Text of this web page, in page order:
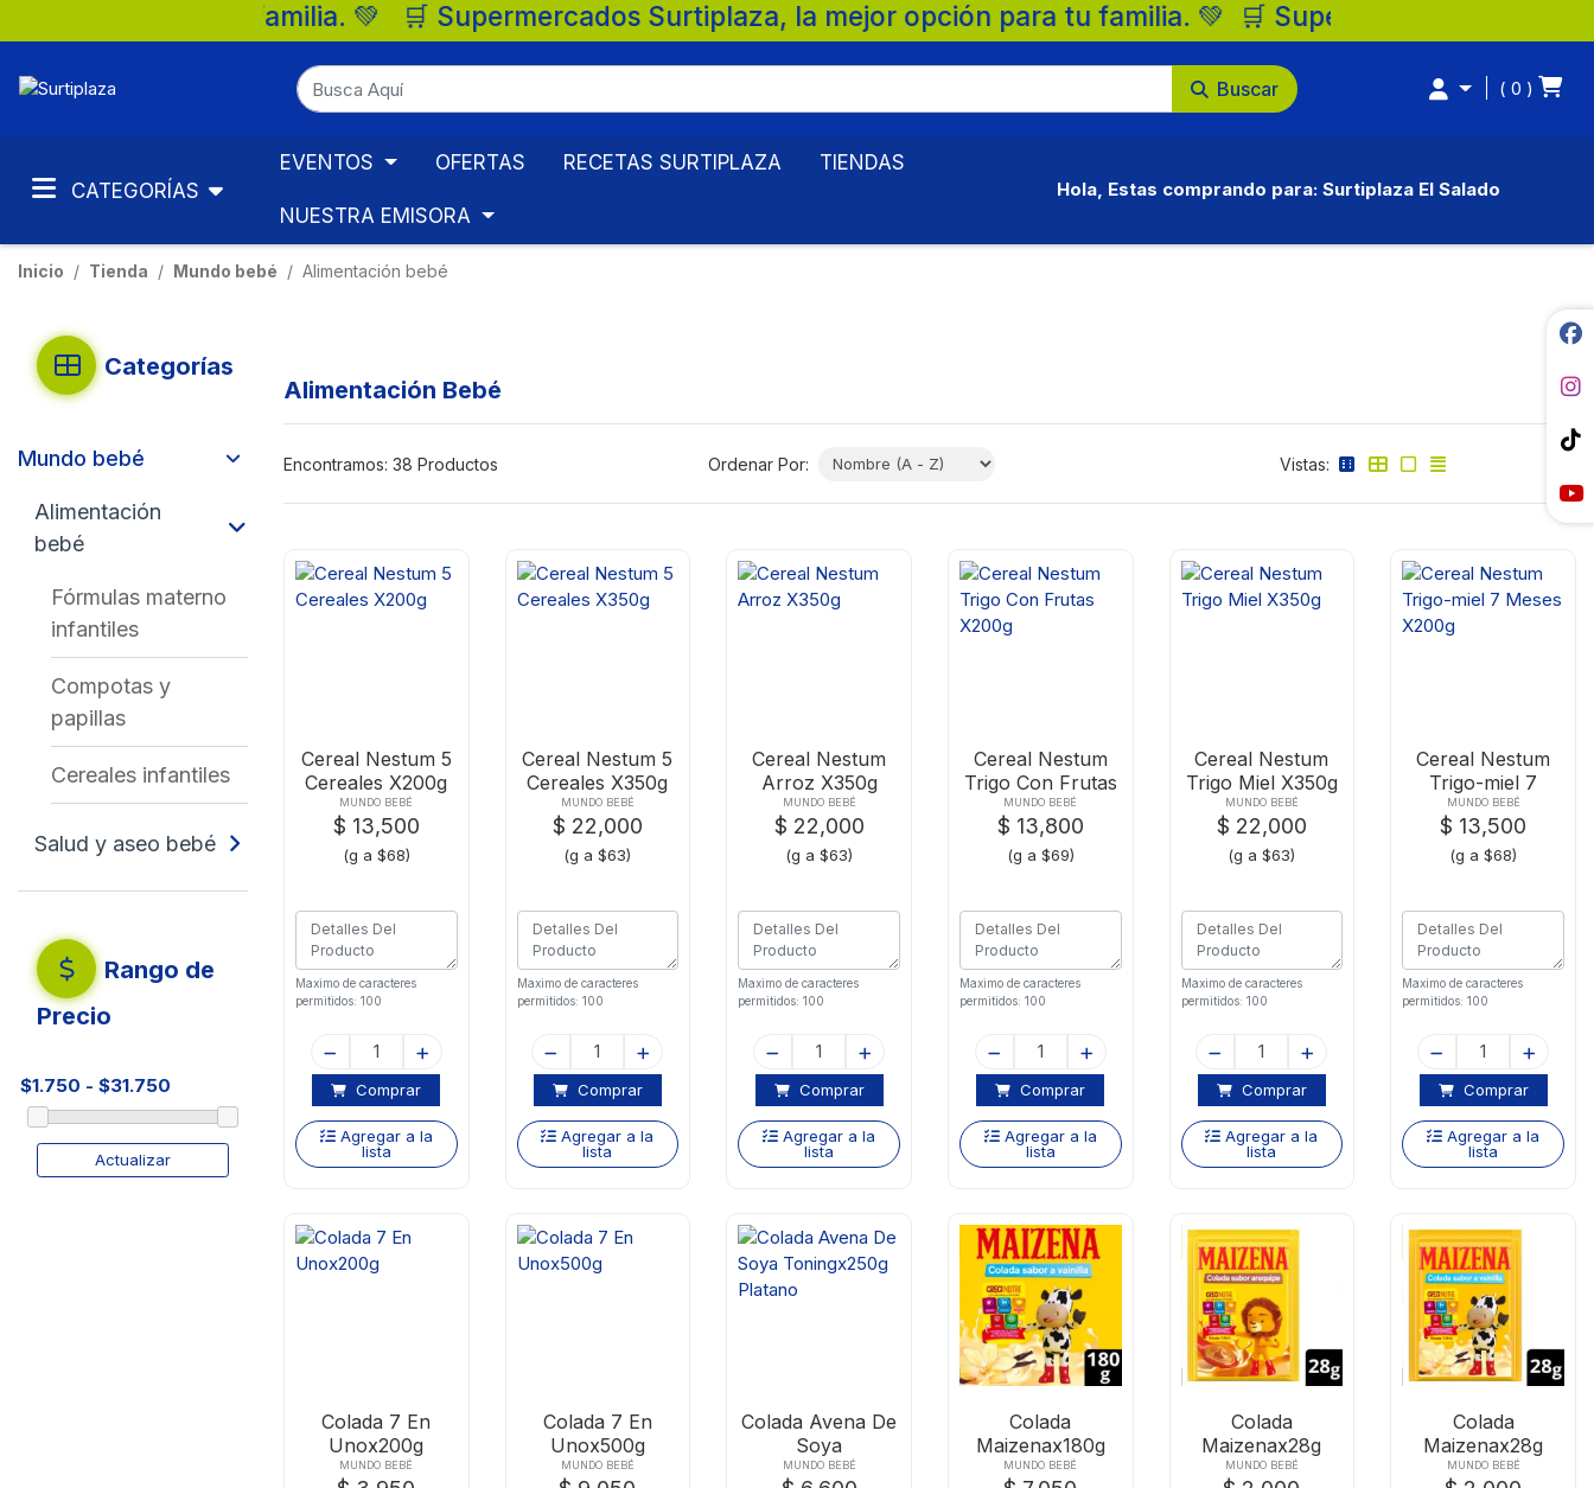
Supermercados Surtiplaza, la mejor opción para tu familia. 💚 🛒 Supermercados Surtiplaza, la mejor opción para tu
Buscar 0
CATEGORÍAS
EVENTOS OFERTAS RECETAS SURTIPLAZA TIENDAS
NUESTRA EMISORA
Hola, Estas comprando para: Surtiplaza El Salado
Inicio Tienda Mundo bebé Alimentación bebé
Categorías
Mundo bebé
Alimentación
bebé
Fórmulas materno
infantiles
Compotas y
papillas
Cereales infantiles
Salud y aseo bebé
Rango de
Precio
Actualizar
Alimentación Bebé
Encontramos: 38 Productos Ordenar Por: Vistas:
Cereal Nestum 5
Cereales X200g
MUNDO BEBÉ
$ 13,500
(g a $68)
Maximo de caracteres
permitidos: 100
Comprar
Agregar a la
lista
Cereal Nestum 5
Cereales X350g
MUNDO BEBÉ
$ 22,000
(g a $63)
Maximo de caracteres
permitidos: 100
Comprar
Agregar a la
lista
Cereal Nestum
Arroz X350g
MUNDO BEBÉ
$ 22,000
(g a $63)
Maximo de caracteres
permitidos: 100
Comprar
Agregar a la
lista
Cereal Nestum
Trigo Con Frutas
X200g
MUNDO BEBÉ
$ 13,800
(g a $69)
Maximo de caracteres
permitidos: 100
Comprar
Agregar a la
lista
Cereal Nestum
Trigo Miel X350g
MUNDO BEBÉ
$ 22,000
(g a $63)
Maximo de caracteres
permitidos: 100
Comprar
Agregar a la
lista
Cereal Nestum
Trigo-miel 7
Meses X200g
MUNDO BEBÉ
$ 13,500
(g a $68)
Maximo de caracteres
permitidos: 100
Comprar
Agregar a la
lista
Colada 7 En
Unox200g
MUNDO BEBÉ
Colada 7 En
Unox500g
MUNDO BEBÉ
Colada Avena De
Soya
Toningx250g
MUNDO BEBÉ
Colada
Maizenax180g
Vainilla
MUNDO BEBÉ
Colada
Maizenax28g
Arequipe
MUNDO BEBÉ
Colada
Maizenax28g
Vainilla
MUNDO BEBÉ